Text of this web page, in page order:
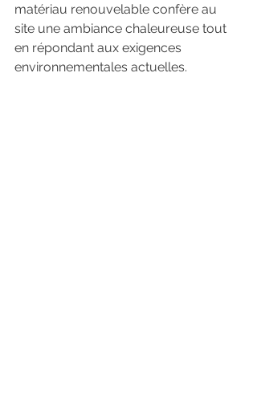
matériau renouvelable confère au
site une ambiance chaleureuse tout
en répondant aux exigences
environnementales actuelles.